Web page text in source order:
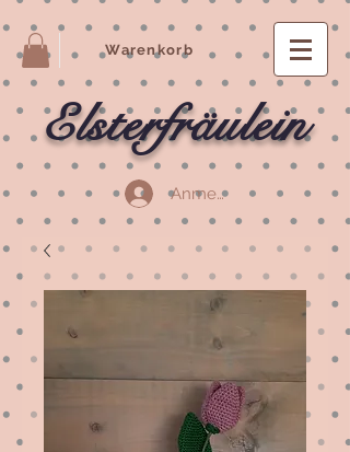
Warenkorb
Elsterfräulein
Anmelden